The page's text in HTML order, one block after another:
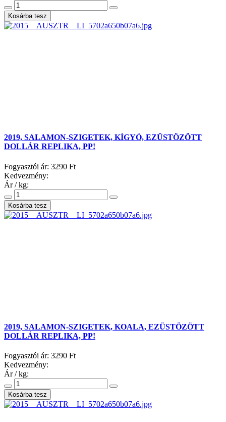
2019, SALAMON-SZIGETEK, KÍGYÓ, EZÜSTÖZÖTT
DOLLÁR REPLIKA, PP!
Fogyasztói ár: 3290 Ft
Kedvezmény:
Ár / kg:
2019, SALAMON-SZIGETEK, KOALA, EZÜSTÖZÖTT
DOLLÁR REPLIKA, PP!
Fogyasztói ár: 3290 Ft
Kedvezmény:
Ár / kg: